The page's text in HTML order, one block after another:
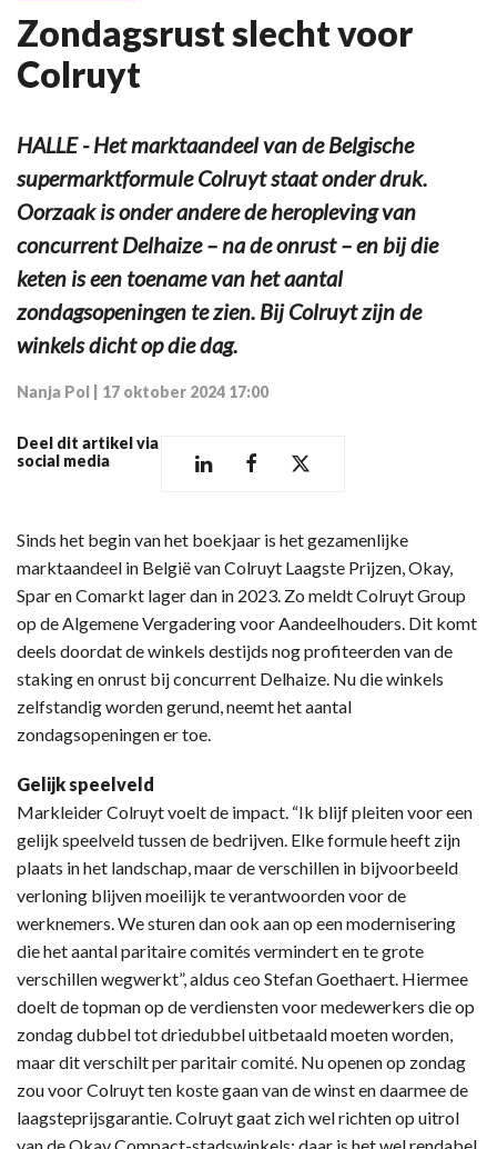
Zondagsrust slecht voor
Colruyt
HALLE - Het marktaandeel van de Belgische
supermarktformule Colruyt staat onder druk.
Oorzaak is onder andere de heropleving van
concurrent Delhaize – na de onrust – en bij die
keten is een toename van het aantal
zondagsopeningen te zien. Bij Colruyt zijn de
winkels dicht op die dag.
Nanja Pol 17 oktober 2024 17:00
Deel dit artikel via
social media
Sinds het begin van het boekjaar is het gezamenlijke
marktaandeel in België van Colruyt Laagste Prijzen, Okay,
Spar en Comarkt lager dan in 2023. Zo meldt Colruyt Group
op de Algemene Vergadering voor Aandeelhouders. Dit komt
deels doordat de winkels destijds nog profiteerden van de
staking en onrust bij concurrent Delhaize. Nu die winkels
zelfstandig worden gerund, neemt het aantal
zondagsopeningen er toe.
Gelijk speelveld
Markleider Colruyt voelt de impact. “Ik blijf pleiten voor een
gelijk speelveld tussen de bedrijven. Elke formule heeft zijn
plaats in het landschap, maar de verschillen in bijvoorbeeld
verloning blijven moeilijk te verantwoorden voor de
werknemers. We sturen dan ook aan op een modernisering
die het aantal paritaire comités vermindert en te grote
verschillen wegwerkt”, aldus ceo Stefan Goethaert. Hiermee
doelt de topman op de verdiensten voor medewerkers die op
zondag dubbel tot driedubbel uitbetaald moeten worden,
maar dit verschilt per paritair comité. Nu openen op zondag
zou voor Colruyt ten koste gaan van de winst en daarmee de
laagsteprijsgarantie. Colruyt gaat zich wel richten op uitrol